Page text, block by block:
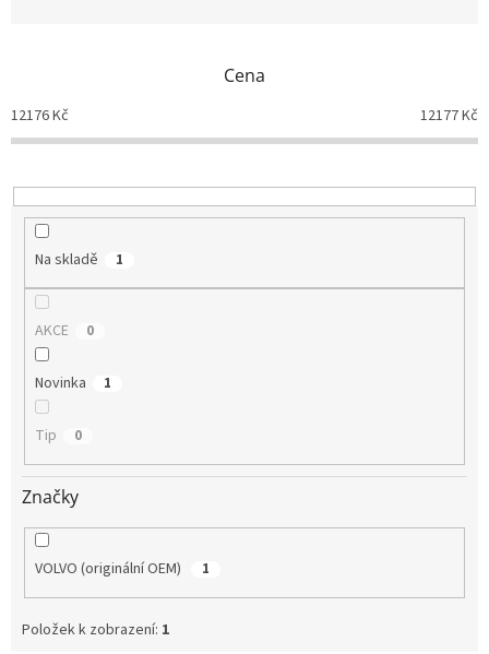
o
d
k
t
Cena
12176Kč 12177Kč
Na skladě 1
AKCE 0
Novinka 1
Tip 0
Značky
VOLVO (originální OEM) 1
Položek k zobrazení: 1